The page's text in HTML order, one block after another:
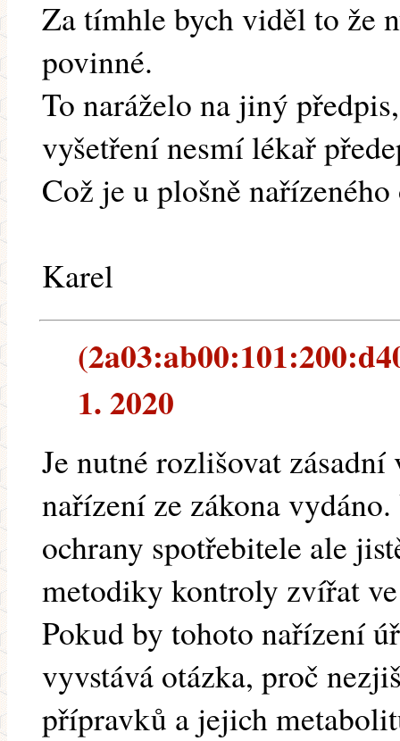
Za tímhle bych viděl to že
povinné.
To naráželo na jiný
vyšetření nesmí lékař
Což je u plošně
Karel
1. 2020
Je nutné rozlišovat
nařízení ze zákona
ochrany spotřebitele ale
metodiky kontroly zvířat
Pokud by tohoto nařízení
vyvstává otázka, proč
přípravků a jejich